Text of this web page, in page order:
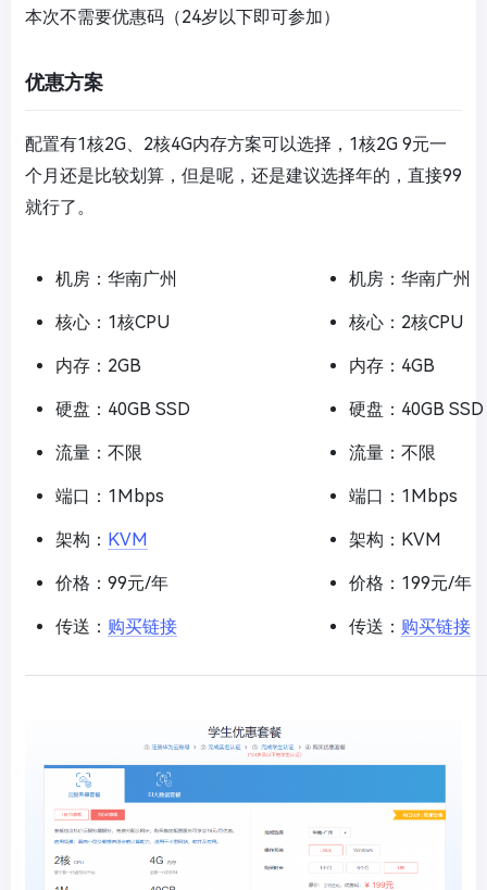
本次不需要优惠码（24岁以下即可参加）
优惠方案
配置有1核2G、2核4G内存方案可以选择，1核2G 9元一
个月还是比较划算，但是呢，还是建议选择年的，直接99
就行了。
机房：华南广州
核心：1核CPU
内存：2GB
硬盘：40GB SSD
流量：不限
端口：1Mbps
架构： KVM
价格：99元/年
传送： 购买链接
机房：华南广州
核心：2核CPU
内存：4GB
硬盘：40GB SSD
流量：不限
端口：1Mbps
架构：KVM
价格：199元/年
传送： 购买链接